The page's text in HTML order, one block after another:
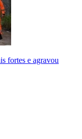
fortes e agravou